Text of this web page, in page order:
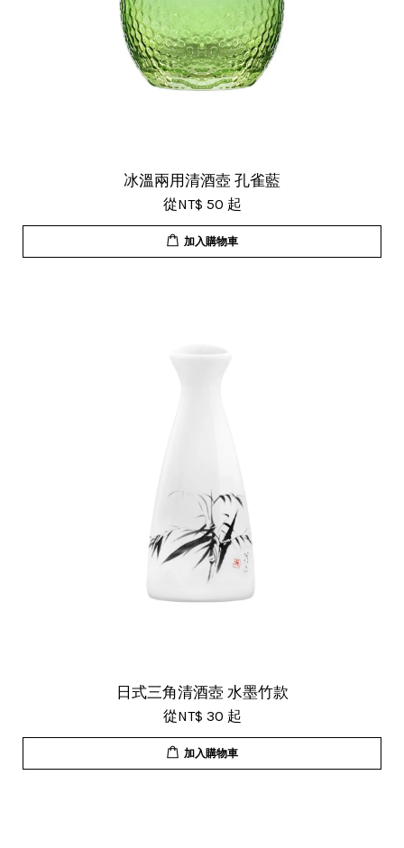
冰溫兩用清酒壺 孔雀藍
從NT$ 50 起
加入購物車
日式三角清酒壺 水墨竹款
從NT$ 30 起
加入購物車